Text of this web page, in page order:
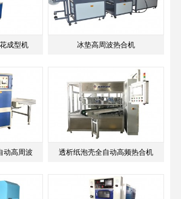
成型机 冰垫高周波热合机
动高周波 透析纸泡壳全自动高频热合机